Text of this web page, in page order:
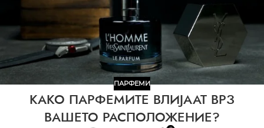
ПАРФЕМИ
КАКО ПАРФЕМИТЕ ВЛИЈААТ ВРЗ
ВАШЕТО РАСПОЛОЖЕНИЕ?